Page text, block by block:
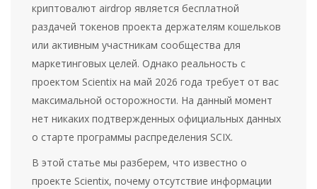
криптовалют airdrop является бесплатной
раздачей токенов проекта держателям кошельков
или активным участникам сообщества для
маркетинговых целей. Однако реальность с
проектом Scientix на май 2026 года требует от вас
максимальной осторожности. На данный момент
нет никаких подтвержденных официальных данных
о старте программы распределения SCIX.
В этой статье мы разберем, что известно о
проекте Scientix, почему отсутствие информации